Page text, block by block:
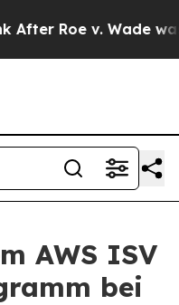
Roe v. Wade was
AWS ISV
bei